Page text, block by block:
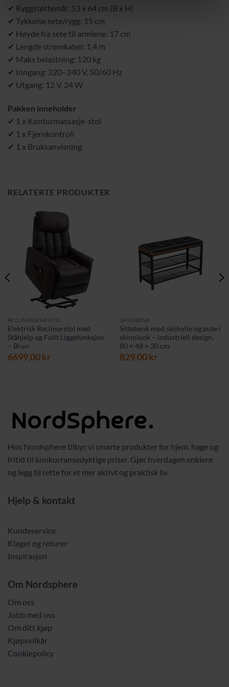
✔ Ryggstøttemål: 53 x 64 cm (B x H)
✔ Tykkelse sete/rygg: 15 cm
✔ Høyde fra sete til armlene: 17 cm
✔ Lengde strømkabel: 1,4 m
✔ Maks belastning: 120 kg
✔ Inngang: 220–240 V, 50/60 Hz
✔ Utgang: 12 V, 24 W
Pakken inneholder
✔ 1 x Kontormassasje-stol
✔ 1 x Fjernkontroll
✔ 1 x Bruksanvisning
RELATERTE PRODUKTER
RECLINERLENESTOL
Elektrisk Reclinerstol med
Ståhjelp og Fullt Liggefunksjon
– Brun
6699,00kr
GANGBENK
Sittebenk med skohylle og pute i
skinnlook – industriell design,
80 × 48 × 30 cm
829,00kr
Hos Nordsphere tilbyr vi smarte produkter for hjem, hage og
fritid til konkurransedyktige priser. Gjør hverdagen enklere
og legg til rette for et mer aktivt og praktisk liv.
Hjelp & kontakt
Kundeservice
Klager og returer
Inspirasjon
Om Nordsphere
Om oss
Jobb med oss
Om ditt kjøp
Kjøpsvilkår
Cookiepolicy